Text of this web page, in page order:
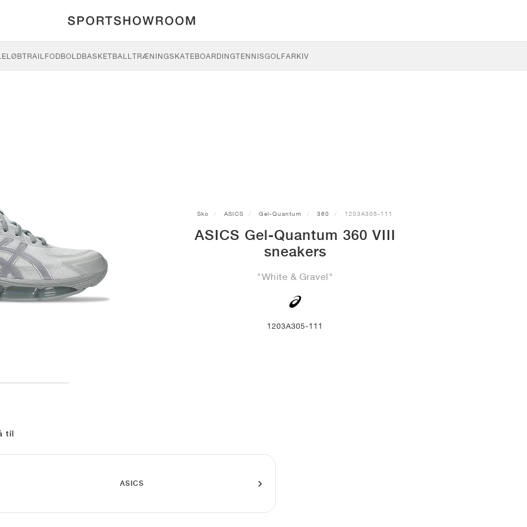
LØBTRAILFODBOLDBASKETBALLTRÆNINGSKATEBOARDINGTENNISGOLFARKIV
Sko ASICS Gel-Quantum 360 1203A305-111
ASICS Gel-Quantum 360 VIII
sneakers
"White & Gravel"
1203A305-111
til
ASICS